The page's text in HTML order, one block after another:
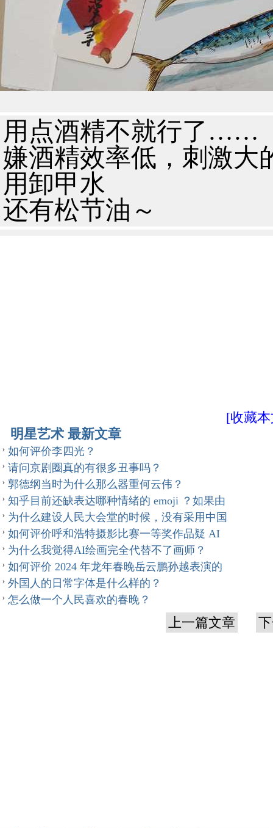
用点酒精不就行了……
嫌酒精效率低，刺激大
用卸甲水
还有松节油～
[收藏
明星艺术 最新文章
如何评价李四光？
请问京剧圈真的有很多丑事吗？
郭德纲当时为什么那么器重何云伟？
知乎目前还缺表达哪种情绪的 emoji ？如果由
为什么建设人民大会堂的时候，没有采用中国
如何评价呼和浩特摄影比赛一等奖作品疑 AI
为什么我觉得AI绘画完全代替不了画师？
如何评价 2024 年龙年春晚岳云鹏孙越表演的
外国人的日常字体是什么样的？
怎么做一个人民喜欢的春晚？
上一篇文章